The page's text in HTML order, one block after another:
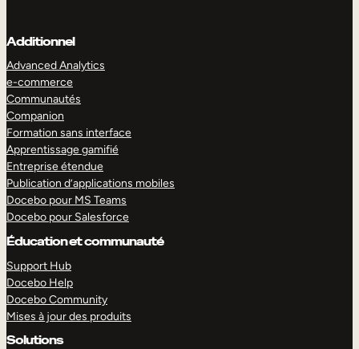
Additionnel
Advanced Analytics
e-commerce
Communautés
Companion
Formation sans interface
Apprentissage gamifié
Entreprise étendue
Publication d’applications mobiles
Docebo pour MS Teams
Docebo pour Salesforce
Éducation et communauté
Support Hub
Docebo Help
Docebo Community
Mises à jour des produits
Solutions